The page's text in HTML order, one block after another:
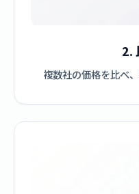
2.
複数社の価格を比べ